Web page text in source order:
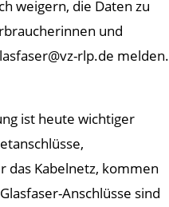
weigern, die Daten zu
und
rlp.de melden.
ist heute wichtiger
das Kabelnetz, kommen
Anschlüsse sind